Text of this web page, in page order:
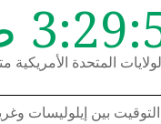
صباحاً
المتحدة الأمريكية
بين إيلوليسات